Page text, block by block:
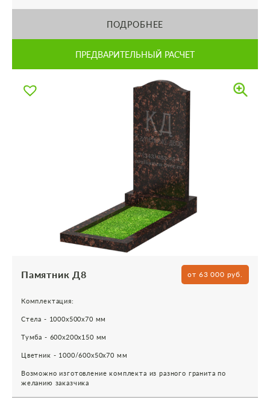
ПОДРОБНЕЕ
ПРЕДВАРИТЕЛЬНЫЙ РАСЧЕТ
Памятник Д8 от 63 000 руб.
Комплектация:
Стела - 1000х500х70 мм
Тумба - 600х200х150 мм
Цветник - 1000/600х50х70 мм
Возможно изготовление комплекта из разного гранита по
желанию заказчика